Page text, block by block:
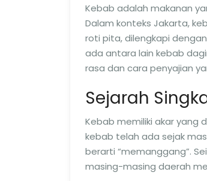
Kebab adalah makanan
Dalam konteks Jakarta,
roti pita, dilengkapi
ada antara lain kebab
rasa dan cara penyajian
Sejarah
Kebab memiliki akar yang
kebab telah ada sejak
berarti “memanggang”.
masing-masing daerah